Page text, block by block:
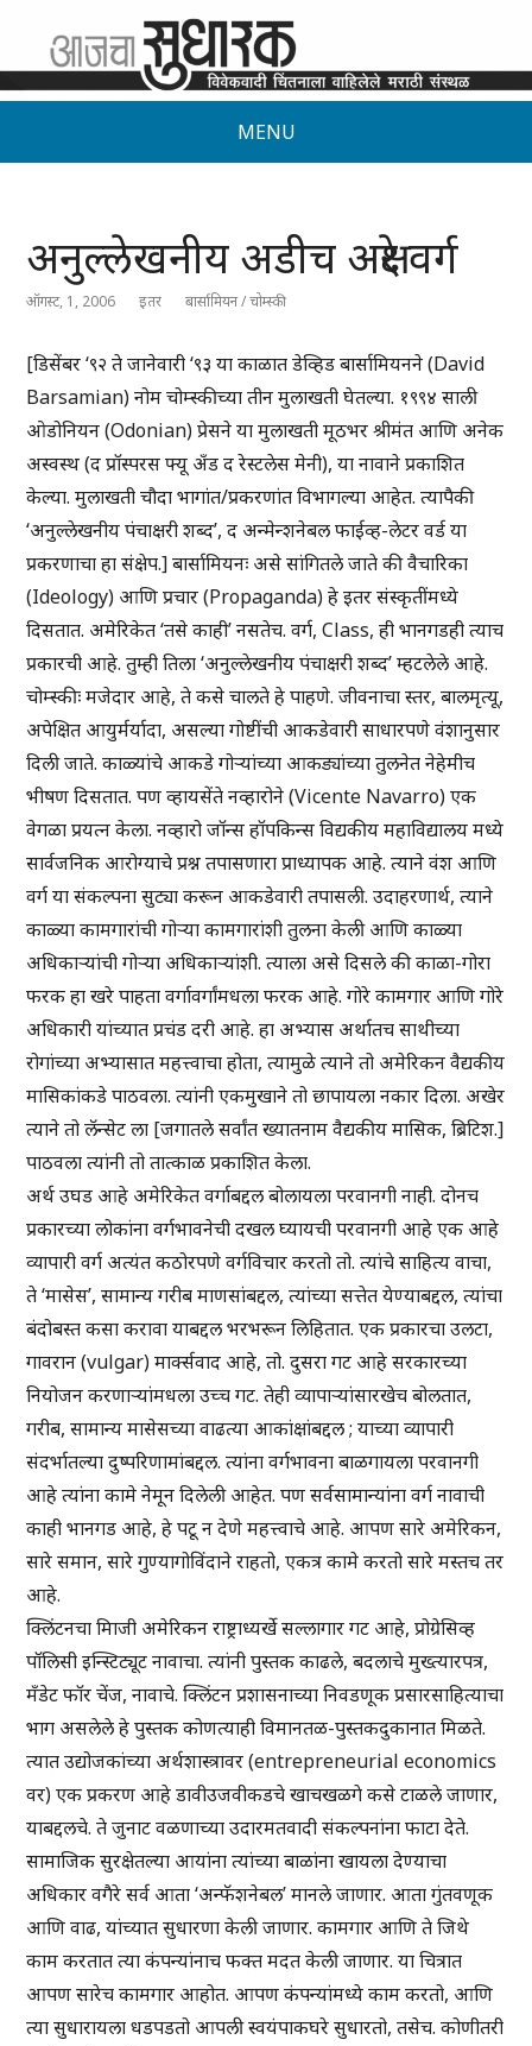
MENU
अनुल्लेखनीय अडीच अक्षरे वर्ग
ऑगस्ट, 1, 2006 इतर बार्सामियन / चोम्स्की
[डिसेंबर ‘९२ ते जानेवारी ‘९३ या काळात डेव्हिड बार्सामियनने (David
Barsamian) नोम चोम्स्कीच्या तीन मुलाखती घेतल्या. १९९४ साली
ओडोनियन (Odonian) प्रेसने या मुलाखती मूठभर श्रीमंत आणि अनेक
अस्वस्थ (द प्रॉस्परस फ्यू अँड द रेस्टलेस मेनी), या नावाने प्रकाशित
केल्या. मुलाखती चौदा भागांत/प्रकरणांत विभागल्या आहेत. त्यापैकी
‘अनुल्लेखनीय पंचाक्षरी शब्द’, द अन्मेन्शनेबल फाईव्ह-लेटर वर्ड या
प्रकरणाचा हा संक्षेप.] बार्सामियनः असे सांगितले जाते की वैचारिका
(Ideology) आणि प्रचार (Propaganda) हे इतर संस्कृतींमध्ये
दिसतात. अमेरिकेत ‘तसे काही’ नसतेच. वर्ग, Class, ही भानगडही त्याच
प्रकारची आहे. तुम्ही तिला ‘अनुल्लेखनीय पंचाक्षरी शब्द’ म्हटलेले आहे.
चोम्स्कीः मजेदार आहे, ते कसे चालते हे पाहणे. जीवनाचा स्तर, बालमृत्यू,
अपेक्षित आयुर्मर्यादा, असल्या गोष्टींची आकडेवारी साधारपणे वंशानुसार
दिली जाते. काळ्यांचे आकडे गोऱ्यांच्या आकड्यांच्या तुलनेत नेहेमीच
भीषण दिसतात. पण व्हायसेंते नव्हारोने (Vicente Navarro) एक
वेगळा प्रयत्न केला. नव्हारो जॉन्स हॉपकिन्स विद्यकीय महाविद्यालय मध्ये
सार्वजनिक आरोग्याचे प्रश्न तपासणारा प्राध्यापक आहे. त्याने वंश आणि
वर्ग या संकल्पना सुट्या करून आकडेवारी तपासली. उदाहरणार्थ, त्याने
काळ्या कामगारांची गोऱ्या कामगारांशी तुलना केली आणि काळ्या
अधिकाऱ्यांची गोऱ्या अधिकाऱ्यांशी. त्याला असे दिसले की काळा-गोरा
फरक हा खरे पाहता वर्गावर्गांमधला फरक आहे. गोरे कामगार आणि गोरे
अधिकारी यांच्यात प्रचंड दरी आहे. हा अभ्यास अर्थातच साथीच्या
रोगांच्या अभ्यासात महत्त्वाचा होता, त्यामुळे त्याने तो अमेरिकन वैद्यकीय
मासिकांकडे पाठवला. त्यांनी एकमुखाने तो छापायला नकार दिला. अखेर
त्याने तो लॅन्सेट ला [जगातले सर्वांत ख्यातनाम वैद्यकीय मासिक, ब्रिटिश.]
पाठवला त्यांनी तो तात्काळ प्रकाशित केला.
अर्थ उघड आहे अमेरिकेत वर्गाबद्दल बोलायला परवानगी नाही. दोनच
प्रकारच्या लोकांना वर्गभावनेची दखल घ्यायची परवानगी आहे एक आहे
व्यापारी वर्ग अत्यंत कठोरपणे वर्गविचार करतो तो. त्यांचे साहित्य वाचा,
ते ‘मासेस’, सामान्य गरीब माणसांबद्दल, त्यांच्या सत्तेत येण्याबद्दल, त्यांचा
बंदोबस्त कसा करावा याबद्दल भरभरून लिहितात. एक प्रकारचा उलटा,
गावरान (vulgar) मार्क्सवाद आहे, तो. दुसरा गट आहे सरकारच्या
नियोजन करणाऱ्यांमधला उच्च गट. तेही व्यापाऱ्यांसारखेच बोलतात,
गरीब, सामान्य मासेसच्या वाढत्या आकांक्षांबद्दल ; याच्या व्यापारी
संदर्भातल्या दुष्परिणामांबद्दल. त्यांना वर्गभावना बाळगायला परवानगी
आहे त्यांना कामे नेमून दिलेली आहेत. पण सर्वसामान्यांना वर्ग नावाची
काही भानगड आहे, हे पटू न देणे महत्त्वाचे आहे. आपण सारे अमेरिकन,
सारे समान, सारे गुण्यागोविंदाने राहतो, एकत्र कामे करतो सारे मस्तच तर
आहे.
क्लिंटनचा मिाजी अमेरिकन राष्ट्राध्यर्खे सल्लागार गट आहे, प्रोग्रेसिव्ह
पॉलिसी इन्स्टिट्यूट नावाचा. त्यांनी पुस्तक काढले, बदलाचे मुख्त्यारपत्र,
मँडेट फॉर चेंज, नावाचे. क्लिंटन प्रशासनाच्या निवडणूक प्रसारसाहित्याचा
भाग असलेले हे पुस्तक कोणत्याही विमानतळ-पुस्तकदुकानात मिळते.
त्यात उद्योजकांच्या अर्थशास्त्रावर (entrepreneurial economics
वर) एक प्रकरण आहे डावीउजवीकडचे खाचखळगे कसे टाळले जाणार,
याबद्दलचे. ते जुनाट वळणाच्या उदारमतवादी संकल्पनांना फाटा देते.
सामाजिक सुरक्षेतल्या आयांना त्यांच्या बाळांना खायला देण्याचा
अधिकार वगैरे सर्व आता ‘अन्फॅशनेबल’ मानले जाणार. आता गुंतवणूक
आणि वाढ, यांच्यात सुधारणा केली जाणार. कामगार आणि ते जिथे
काम करतात त्या कंपन्यांनाच फक्त मदत केली जाणार. या चित्रात
आपण सारेच कामगार आहोत. आपण कंपन्यांमध्ये काम करतो, आणि
त्या सुधारायला धडपडतो आपली स्वयंपाकघरे सुधारतो, तसेच. कोणीतरी